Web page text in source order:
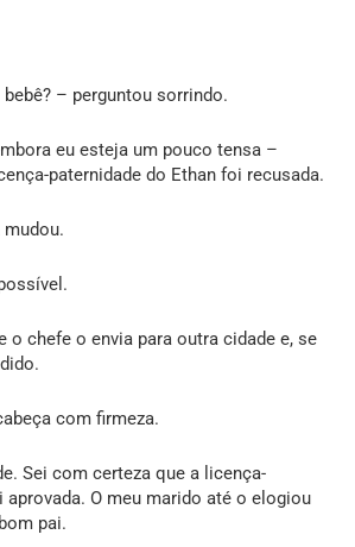
– perguntou sorrindo.
eu esteja um pouco tensa –
paternidade do Ethan foi recusada.
o chefe o envia para outra cidade e, se
com firmeza.
Sei com certeza que a licença-
aprovada. O meu marido até o elogiou
pai.